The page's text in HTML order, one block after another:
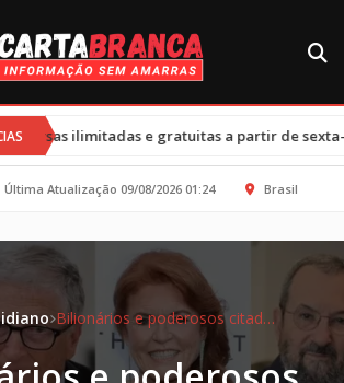
a partir de sexta-feira •Cortes nos
Última Atualização 09/08/2026 01:24 Brasil
Bilionários e poderosos citados nos arquivos de Epstein